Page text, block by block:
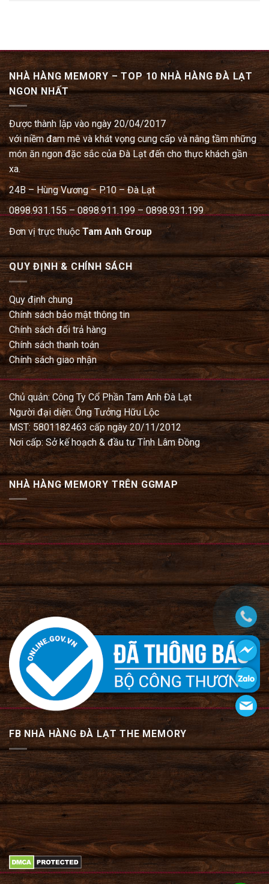
NHÀ HÀNG MEMORY – TOP 10 NHÀ HÀNG ĐÀ LẠT
NGON NHẤT
Được thành lập vào ngày 20/04/2017
với niềm đam mê và khát vọng cung cấp và nâng tầm những
món ăn ngon đặc sắc của Đà Lạt đến cho thực khách gần
xa.
24B – Hùng Vương – P.10 – Đà Lạt
0898.931.155 – 0898.911.199 – 0898.931.199
Đơn vị trực thuộcTam Anh Group
QUY ĐỊNH & CHÍNH SÁCH
Quy định chung
Chính sách bảo mật thông tin
Chính sách đổi trả hàng
Chính sách thanh toán
Chính sách giao nhận
Chủ quản: Công Ty Cổ Phần Tam Anh Đà Lạt
Người đại diện: Ông Tưởng Hữu Lộc
MST: 5801182463 cấp ngày 20/11/2012
Nơi cấp: Sở kế hoạch & đầu tư Tỉnh Lâm Đồng
NHÀ HÀNG MEMORY TRÊN GGMAP
FB NHÀ HÀNG ĐÀ LẠT THE MEMORY